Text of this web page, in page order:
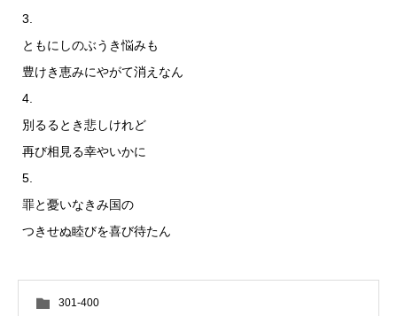
3.
ともにしのぶうき悩みも
豊けき恵みにやがて消えなん
4.
別るるとき悲しけれど
再び相見る幸やいかに
5.
罪と憂いなきみ国の
つきせぬ睦びを喜び待たん
301-400